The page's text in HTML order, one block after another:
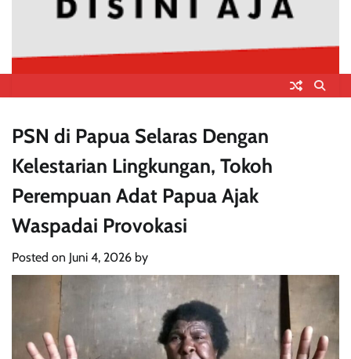
PSN di Papua Selaras Dengan
Kelestarian Lingkungan, Tokoh
Perempuan Adat Papua Ajak
Waspadai Provokasi
Posted on Juni 4, 2026 by